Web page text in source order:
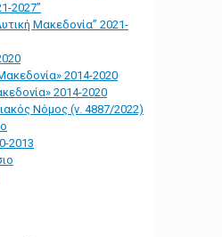
2027”
Μακεδονία” 2021-
2014-2020
2014-2020
Νόμος (ν. 4887/2022)
2013